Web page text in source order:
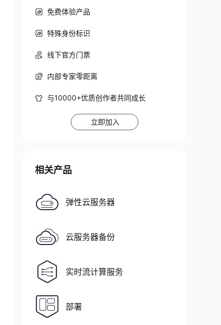
免费体验产品
特殊身份标识
线下官方门票
内部专家零距离
与10000+优质创作者共同成长
立即加入
相关产品
弹性云服务器
云服务器备份
实时流计算服务
部署